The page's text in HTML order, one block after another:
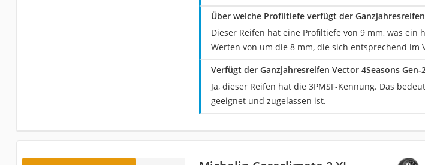
Über welche Profiltiefe verfügt der
Dieser Reifen hat eine Profiltiefe von 9 mm, was
Werten von um die 8 mm, die sich entsprechend im
Verfügt der Ganzjahresreifen Vector 4Seasons
Ja, dieser Reifen hat die 3PMSF-Kennung. Das
geeignet und zugelassen ist.